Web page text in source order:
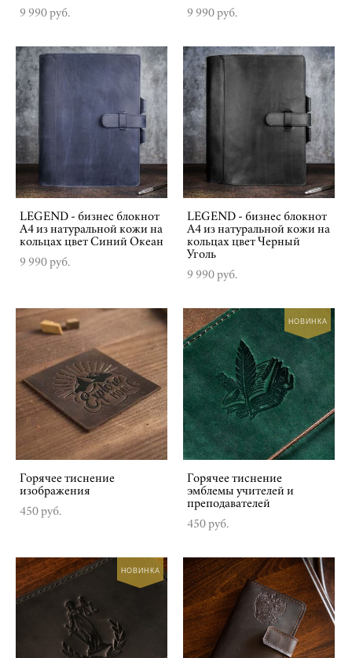
9 990 pуб.
9 990 pуб.
LEGEND - бизнес блокнот
А4 из натуральной кожи на
кольцах цвет Синий Океан
9 990 pуб.
LEGEND - бизнес блокнот
А4 из натуральной кожи на
кольцах цвет Черный
Уголь
9 990 pуб.
Горячее тиснение
изображения
450 pуб.
НОВИНКА
Горячее тиснение
эмблемы учителей и
преподавателей
450 pуб.
НОВИНКА